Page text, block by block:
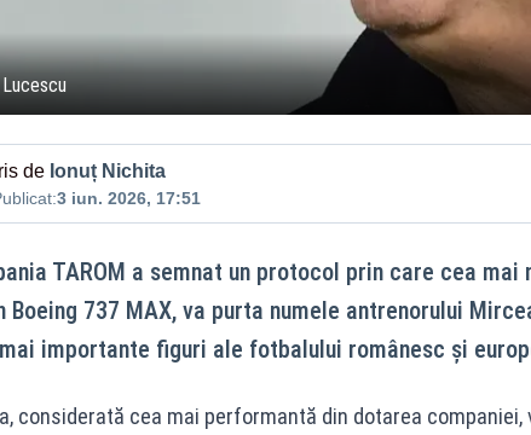
de Ionuț Nichita
3 iun. 2026, 17:51
TAROM a semnat un protocol prin care cea mai
Boeing 737 MAX, va purta numele antrenorului
importante figuri ale fotbalului românesc și
considerată cea mai performantă din dotarea